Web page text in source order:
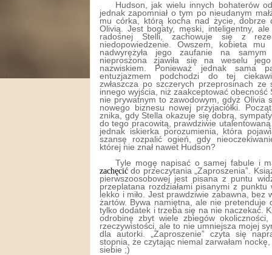
Hudson, jak wielu innych bohaterów
jednak zapomniał o tym po nieudanym
mu córka, którą kocha nad życie,
Olivią. Jest bogaty, męski, inteligentny,
radosnej Stelli, zachowuje się z
niedopowiedzenie. Owszem, kobieta
nadwyrężyła jego zaufanie na
nieproszona zjawiła się na weselu
nazwiskiem. Ponieważ jednak sama
entuzjazmem podchodzi do tej
zwłaszcza po szczerych przeprosinach
innego wyjścia, niż zaakceptować obecność
nie prywatnym to zawodowym, gdyż Olivia
nowego biznesu nowej przyjaciółki.
znika, gdy Stella okazuje się dobrą,
do tego pracowitą, prawdziwie
jednak iskierka porozumienia, która
szansę rozpalić ogień, gdy
której nie znał nawet Hudson?
Tyle mogę napisać o samej fabule i
zachęcić do przeczytania „Zaproszenia”.
pierwszoosobowej jest pisana z puntu
przeplatana rozdziałami pisanymi z
lekko i miło. Jest prawdziwie zabawna, bez
żartów. Bywa namiętna, ale nie pretenduje
tylko dodatek i trzeba się na nie naczekać.
odrobinę zbyt wiele zbiegów
rzeczywistości, ale to nie umniejsza mojej
dla autorki. „Zaproszenie” czyta się
stopnia, że czytając niemal zarwałam
siebie ;)